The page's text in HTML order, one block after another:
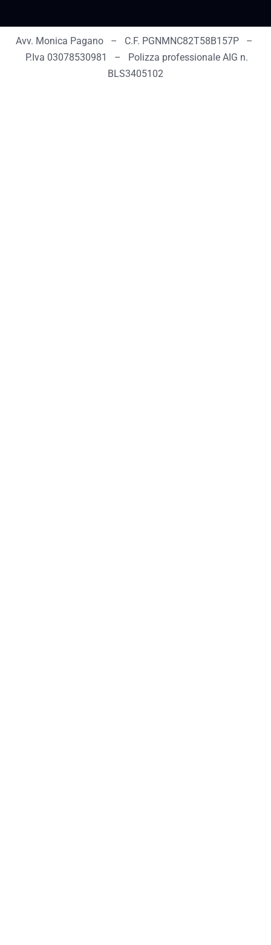
Avv. Monica Pagano – C.F. PGNMNC82T58B157P –
P.Iva 03078530981 – Polizza professionale AIG n.
BLS3405102